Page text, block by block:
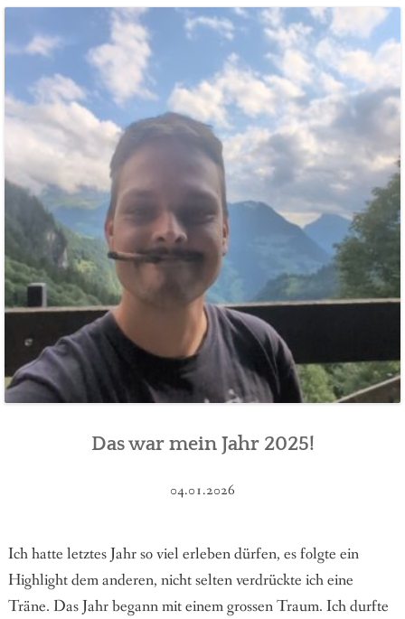
Das war mein Jahr 2025!
04.01.2026
Ich hatte letztes Jahr so viel erleben dürfen, es folgte ein
Highlight dem anderen, nicht selten verdrückte ich eine
Träne. Das Jahr begann mit einem grossen Traum. Ich durfte